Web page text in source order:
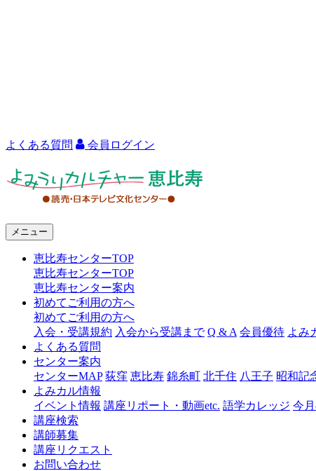
よくある質問 会員ログイン
ャ
恵
比
メニュー
恵比寿センターTOP
恵比寿センターTOP
恵比寿センター案内
初めてご利用の方へ
初めてご利用の方へ
入会・受講規約 入会から受講まで Q & A 会員優待 よみ
よくある質問
センター案内
センターMAP 荻窪 恵比寿 錦糸町 北千住 八王子 昭和記
よみカル情報
イベント情報 講座リポート・動画etc. 語学カレッジ 今
講座検索
講師募集
講座リクエスト
お問い合わせ